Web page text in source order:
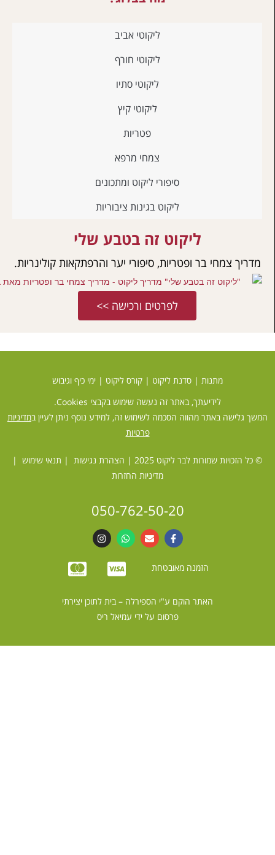
ליקוטי אביב
ליקוטי חורף
סיפורי ליקוט ומתכונים
ליקוט בגינות ציבוריות
ליקוט זה בטבע שלי
בר ופטריות, סיפורי יער והרפתקאות קולינריות.
לפרטים ורכישה >>
סדנת ליקוט |קורס ליקוט |ימי כיף וגיבוש
לידיעתך, באתר זה נעשה שימוש בקבצי Cookies.
באתר מהווה הסכמה לשימוש זה, למידע נוסף ניתן לעיין במדיניות
שמורות לבר ליקוט 2025 | הצהרת נגישות |תנאי שימוש
|
מדיניות החזרות
050-762-50-20
הזמנה מאובטחת
האתר הוקם ע"יהספירלה – בית לתוכן יצירתי
פרסום על ידיעמיאל ריס